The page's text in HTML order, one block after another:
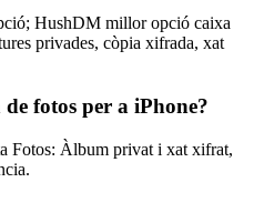
HushDM millor opció caixa
privades, còpia xifrada, xat
fotos per a iPhone?
Fotos: Àlbum privat i xat xifrat,